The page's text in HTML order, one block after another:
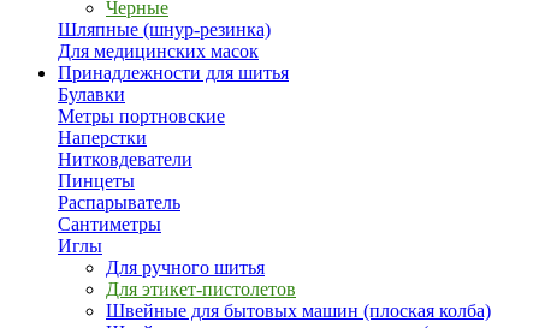
Черные
Шляпные (шнур-резинка)
Для медицинских масок
Принадлежности для шитья
Булавки
Метры портновские
Наперстки
Нитковдеватели
Пинцеты
Распарыватель
Сантиметры
Иглы
Для ручного шитья
Для этикет-пистолетов
Швейные для бытовых машин (плоская колба)